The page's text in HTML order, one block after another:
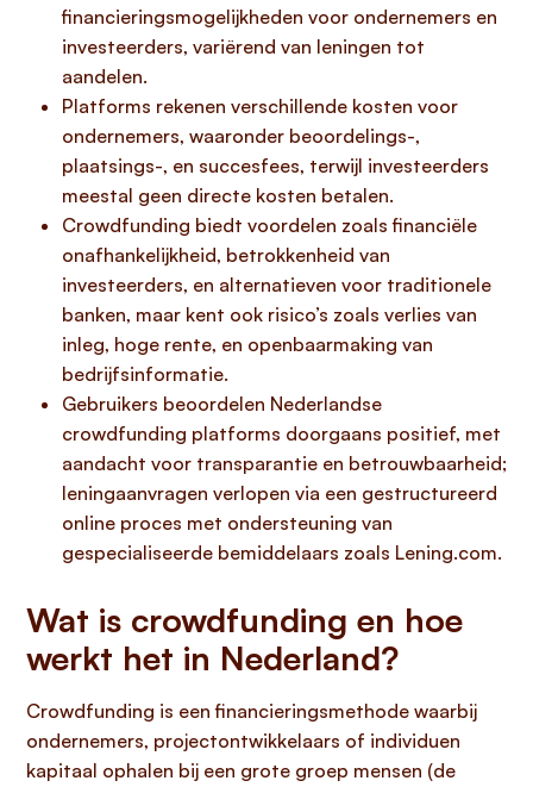
financieringsmogelijkheden voor ondernemers en
investeerders, variërend van leningen tot
aandelen.
Platforms rekenen verschillende kosten voor
ondernemers, waaronder beoordelings-,
plaatsings-, en succesfees, terwijl investeerders
meestal geen directe kosten betalen.
Crowdfunding biedt voordelen zoals financiële
onafhankelijkheid, betrokkenheid van
investeerders, en alternatieven voor traditionele
banken, maar kent ook risico’s zoals verlies van
inleg, hoge rente, en openbaarmaking van
bedrijfsinformatie.
Gebruikers beoordelen Nederlandse
crowdfunding platforms doorgaans positief, met
aandacht voor transparantie en betrouwbaarheid;
leningaanvragen verlopen via een gestructureerd
online proces met ondersteuning van
gespecialiseerde bemiddelaars zoals Lening.com.
Wat is crowdfunding en hoe
werkt het in Nederland?
Crowdfunding is een financieringsmethode waarbij
ondernemers, projectontwikkelaars of individuen
kapitaal ophalen bij een grote groep mensen (de